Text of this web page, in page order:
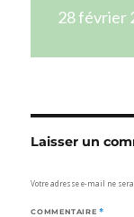
le28 février
Laisser un
Votre adresse e-mail ne
COMMENTAIRE *